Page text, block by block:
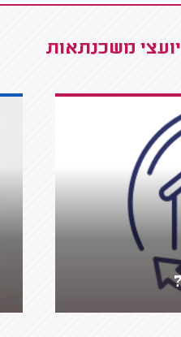
משכנתאות